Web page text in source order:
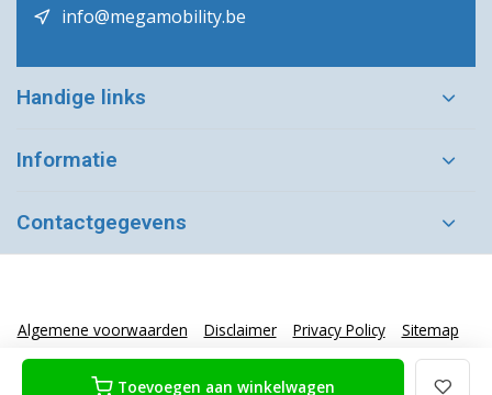
Toevoegen aan winkelwagen
info@megamobility.be
Handige links
Informatie
Contactgegevens
Algemene voorwaarden Disclaimer Privacy Policy Sitemap